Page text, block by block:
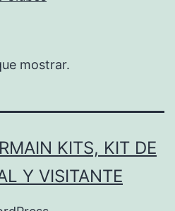
mostrar.
KITS, KIT DE
Y VISITANTE